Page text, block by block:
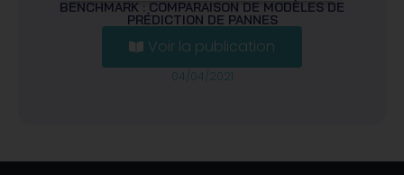
BENCHMARK : COMPARAISON DE MODÈLES DE
PRÉDICTION DE PANNES
Voir la publication
Remplissez le formulaire ci-dessous pour
télécharger la publication :
04/04/2021